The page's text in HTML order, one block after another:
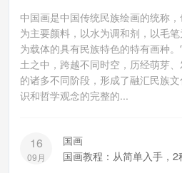
中国画是中国传统民族绘画的统称
为主要颜料，以水为调和剂，以毛
为载体的具有民族特色的特有画种
土之中，跨越不同时空，历经萌芽
的诸多不同阶段，形成了融汇民族
识和哲学观念的完整的...
16
09月
国画
国画教程：从简单入手，2